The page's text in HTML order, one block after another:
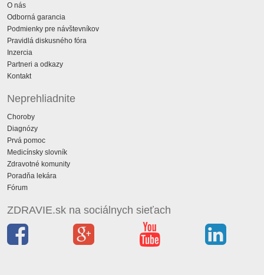
O nás
Odborná garancia
Podmienky pre návštevníkov
Pravidlá diskusného fóra
Inzercia
Partneri a odkazy
Kontakt
Neprehliadnite
Choroby
Diagnózy
Prvá pomoc
Medicínsky slovník
Zdravotné komunity
Poradňa lekára
Fórum
ZDRAVIE.sk na sociálnych sieťach